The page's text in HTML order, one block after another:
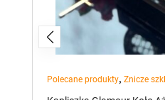
Polecane produkty, Znicze